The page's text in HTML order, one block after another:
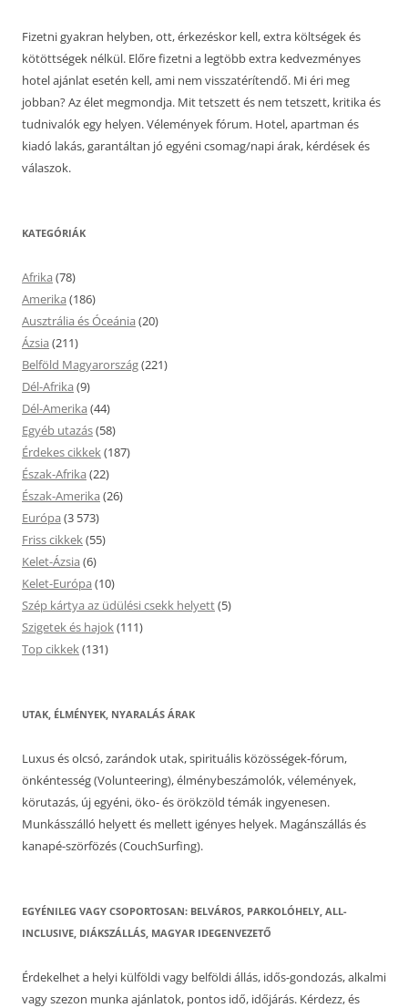
Fizetni gyakran helyben, ott, érkezéskor kell, extra költségek és
kötöttségek nélkül. Előre fizetni a legtöbb extra kedvezményes
hotel ajánlat esetén kell, ami nem visszatérítendő. Mi éri meg
jobban? Az élet megmondja. Mit tetszett és nem tetszett, kritika és
tudnivalók egy helyen. Vélemények fórum. Hotel, apartman és
kiadó lakás, garantáltan jó egyéni csomag/napi árak, kérdések és
válaszok.
KATEGÓRIÁK
Afrika (78)
Amerika (186)
Ausztrália és Óceánia (20)
Ázsia (211)
Belföld Magyarország(221)
Dél-Afrika (9)
Dél-Amerika (44)
Egyéb utazás(58)
Érdekes cikkek(187)
Észak-Afrika (22)
Észak-Amerika (26)
Európa (3 573)
Friss cikkek(55)
Kelet-Ázsia (6)
Kelet-Európa (10)
Szép kártya az üdülési csekk helyett(5)
Szigetek és hajok(111)
Top cikkek(131)
UTAK, ÉLMÉNYEK, NYARALÁS ÁRAK
Luxus és olcsó, zarándok utak, spirituális közösségek-fórum,
önkéntesség (Volunteering), élménybeszámolók, vélemények,
körutazás, új egyéni, öko- és örökzöld témák ingyenesen.
Munkásszálló helyett és mellett igényes helyek. Magánszállás és
kanapé-szörfözés (CouchSurfing).
EGYÉNILEG VAGY CSOPORTOSAN: BELVÁROS, PARKOLÓHELY, ALL-
INCLUSIVE, DIÁKSZÁLLÁS, MAGYAR IDEGENVEZETŐ
Érdekelhet a helyi külföldi vagy belföldi állás, idős-gondozás, alkalmi
vagy szezon munka ajánlatok, pontos idő, időjárás. Kérdezz, és